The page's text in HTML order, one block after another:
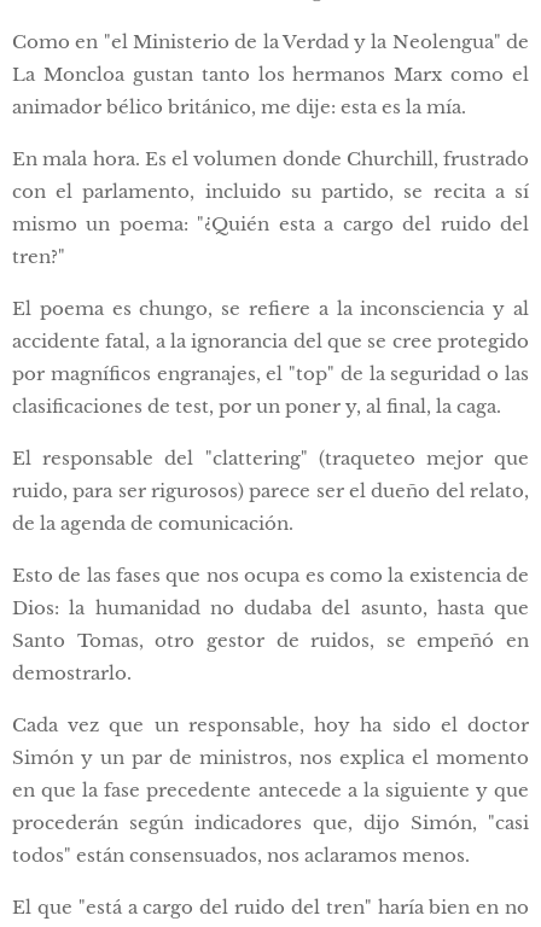
Como en "el Ministerio de la Verdad y la Neolengua" de
La Moncloa gustan tanto los hermanos Marx como el
animador bélico británico, me dije: esta es la mía.
En mala hora. Es el volumen donde Churchill, frustrado
con el parlamento, incluido su partido, se recita a sí
mismo un poema: "¿Quién esta a cargo del ruido del
tren?"
El poema es chungo, se refiere a la inconsciencia y al
accidente fatal, a la ignorancia del que se cree protegido
por magníficos engranajes, el "top" de la seguridad o las
clasificaciones de test, por un poner y, al final, la caga.
El responsable del "clattering" (traqueteo mejor que
ruido, para ser rigurosos) parece ser el dueño del relato,
de la agenda de comunicación.
Esto de las fases que nos ocupa es como la existencia de
Dios: la humanidad no dudaba del asunto, hasta que
Santo Tomas, otro gestor de ruidos, se empeñó en
demostrarlo.
Cada vez que un responsable, hoy ha sido el doctor
Simón y un par de ministros, nos explica el momento
en que la fase precedente antecede a la siguiente y que
procederán según indicadores que, dijo Simón, "casi
todos" están consensuados, nos aclaramos menos.
El que "está a cargo del ruido del tren" haría bien en no